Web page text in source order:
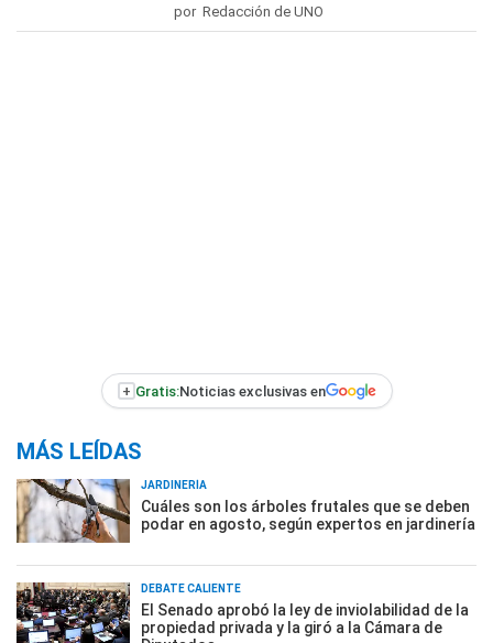
por Redacción de UNO
+ Gratis:Noticias exclusivas en
MÁS LEÍDAS
JARDINERÍA
Cuáles son los árboles frutales que se deben
podar en agosto, según expertos en jardinería
DEBATE CALIENTE
El Senado aprobó la ley de inviolabilidad de la
propiedad privada y la giró a la Cámara de